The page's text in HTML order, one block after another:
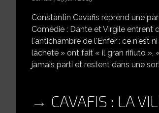
Constantin Cavafis reprend une
Comédie : Dante et Virgile entrent
l'antichambre de l'Enfer : ce n'est
lâcheté » ont fait « il gran rifiuto »,
jamais parti et restent dans une
CAVAFIS : LA